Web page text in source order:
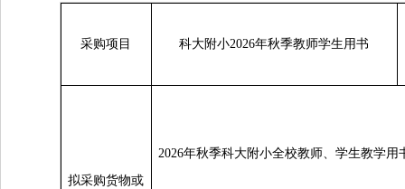
采购项目 科大附小2026年秋季教师学生用书
拟采购货物或
2026年秋季科大附小全校教师、学生教学用